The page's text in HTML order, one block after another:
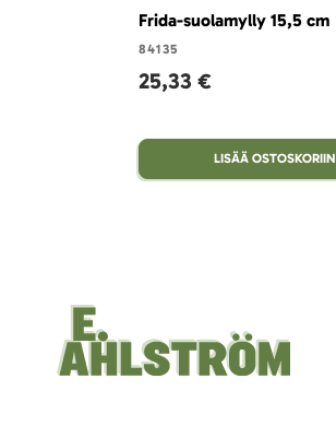
Frida-suolamylly 15,5 cm
84135
25,33 €
LISÄÄ OSTOSKORIIN